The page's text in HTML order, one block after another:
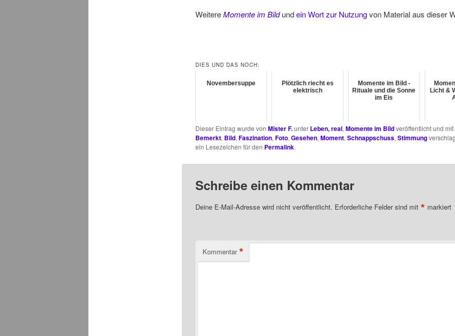
WeitereMomente im Bildundein Wort zur Nutzungvon Material aus dieser
DIES UND DAS NOCH:
Novembersuppe
Plötzlich riecht es
elektrisch
Momente im Bild -
Rituale und die Sonne
im Eis
Licht &
Dieser Eintrag wurde von Mister F.unter Leben, real, Momente im Bildveröffentlicht und mit
Bemerkt, Bild, Faszination, Foto, Gesehen, Moment, Schnappschuss, Stimmung
ein Lesezeichen für den Permalink.
Schreibe einen Kommentar
Deine E-Mail-Adresse wird nicht veröffentlicht. Erforderliche Felder sind mit * markiert
Kommentar *